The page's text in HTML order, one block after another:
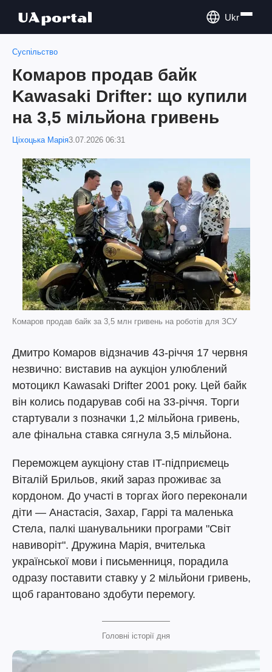
Ukr
Суспільство
Комаров продав байк
Kawasaki Drifter: що купили
на 3,5 мільйона гривень
Ціхоцька Марія3.07.2026 06:31
Комаров продав байк за 3,5 млн гривень на роботів для ЗСУ
Дмитро Комаров відзначив 43-річчя 17 червня
незвично: виставив на аукціон улюблений
мотоцикл Kawasaki Drifter 2001 року. Цей байк
він колись подарував собі на 33-річчя. Торги
стартували з позначки 1,2 мільйона гривень,
але фінальна ставка сягнула 3,5 мільйона.
Переможцем аукціону став IT-підприємець
Віталій Брильов, який зараз проживає за
кордоном. До участі в торгах його переконали
діти — Анастасія, Захар, Гаррі та маленька
Стела, палкі шанувальники програми "Світ
навиворіт". Дружина Марія, вчителька
української мови і письменниця, порадила
одразу поставити ставку у 2 мільйони гривень,
щоб гарантовано здобути перемогу.
Головні історії дня